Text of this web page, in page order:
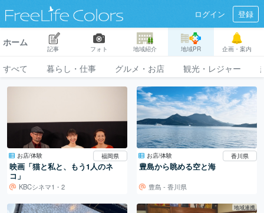
ログイン 登録
ホーム
記事 フォト 地域紹介 地域PR 企画・案内
すべて 暮らし・仕事 グルメ・お店 観光・レジャー
お店/体験 福岡県
映画「猫と私と、もう1人のネ
コ」
KBCシネマ1・2
お店/体験 香川県
豊島から眺める空と海
豊島 - 香川県
地域連携